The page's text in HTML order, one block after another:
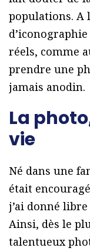
populations. A
réels, comme
prendre une
jamais anodin.
La
vie
Né dans une
était
j’ai donné
Ainsi, dès le
talentueux